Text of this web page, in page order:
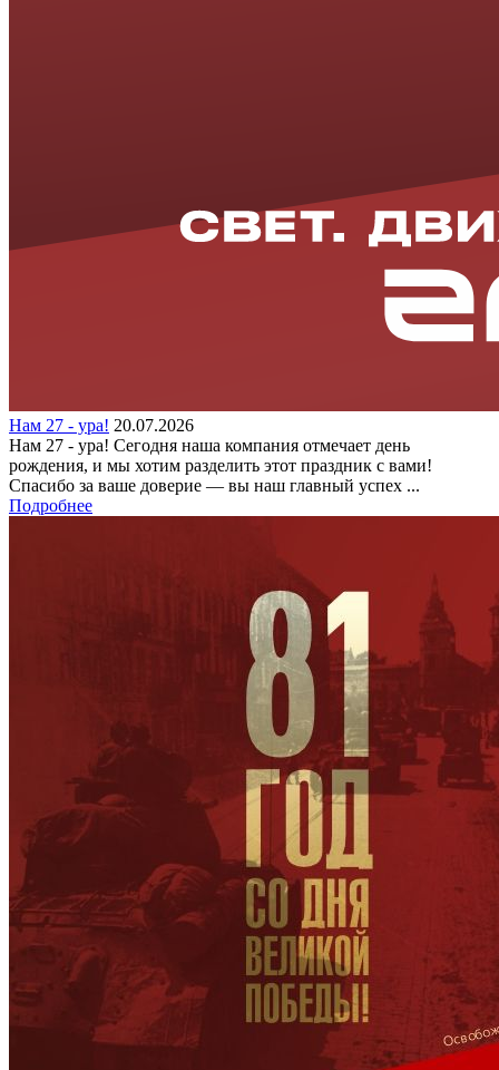
Нам 27 - ура! 20.07.2026
Нам 27 - ура! Сегодня наша компания отмечает день
рождения, и мы хотим разделить этот праздник с вами!
Спасибо за ваше доверие — вы наш главный успех ...
Подробнее